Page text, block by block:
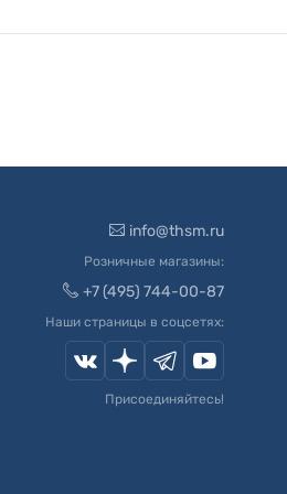
info@thsm.ru
Розничные магазины:
+7 (495) 744-00-87
Наши страницы в соцсетях:
Присоединяйтесь!